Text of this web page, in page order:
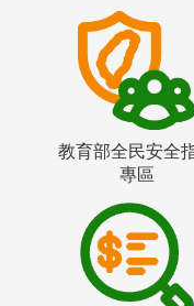
教育部全民安全指
專區